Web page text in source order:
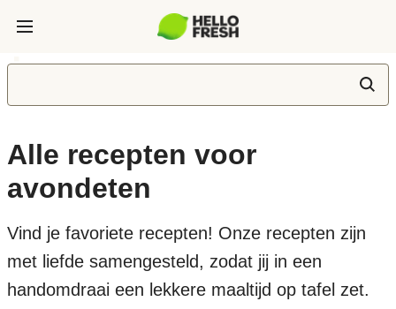
Alle recepten voor
avondeten
Vind je favoriete recepten! Onze recepten zijn
met liefde samengesteld, zodat jij in een
handomdraai een lekkere maaltijd op tafel zet.